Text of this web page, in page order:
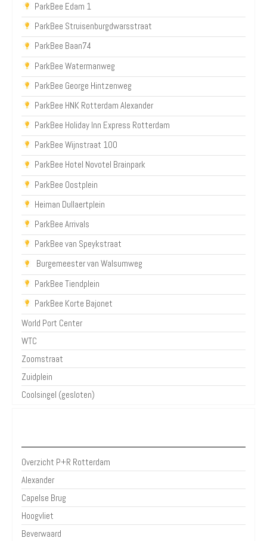
ParkBee Edam 1
ParkBee Struisenburgdwarsstraat
ParkBee Baan74
ParkBee Watermanweg
ParkBee George Hintzenweg
ParkBee HNK Rotterdam Alexander
ParkBee Holiday Inn Express Rotterdam
ParkBee Wijnstraat 100
ParkBee Hotel Novotel Brainpark
ParkBee Oostplein
Heiman Dullaertplein
ParkBee Arrivals
ParkBee van Speykstraat
Burgemeester van Walsumweg
ParkBee Tiendplein
ParkBee Korte Bajonet
World Port Center
WTC
Zoomstraat
Zuidplein
Coolsingel (gesloten)
Overzicht P+R Rotterdam
Alexander
Capelse Brug
Hoogvliet
Beverwaard